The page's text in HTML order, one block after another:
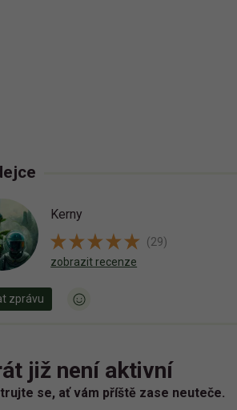
Kerny
(29)
zobrazit recenze
zprávu
již není aktivní
se, ať vám příště zase neuteče.